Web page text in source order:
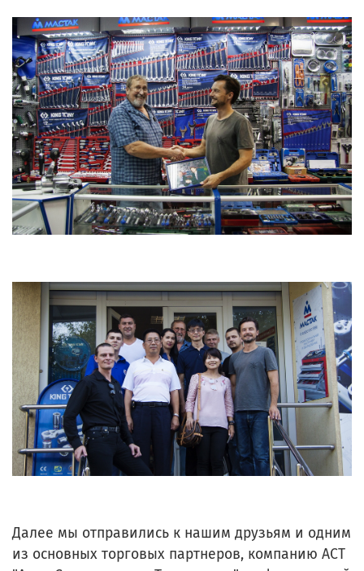
Далее мы отправились к нашим друзьям и одним
из основных торговых партнеров, компанию АСТ